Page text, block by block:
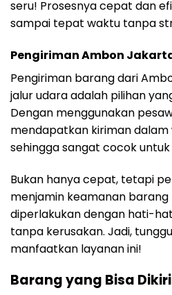
seru! Prosesnya cepat dan
sampai tepat waktu tanpa
Pengiriman Ambon
Pengiriman barang dari
jalur udara adalah pilihan
Dengan menggunakan
mendapatkan kiriman dalam
sehingga sangat cocok
Bukan hanya cepat, tetapi
menjamin keamanan
diperlakukan dengan hati-
tanpa kerusakan. Jadi,
manfaatkan layanan ini!
Barang yang Bisa